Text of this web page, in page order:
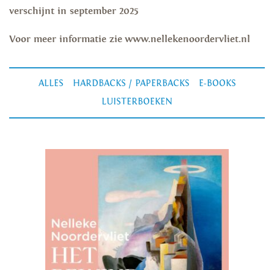
verschijnt in september 2025
Voor meer informatie zie www.nellekenoordervliet.nl
ALLES HARDBACKS / PAPERBACKS
E-BOOKS
LUISTERBOEKEN